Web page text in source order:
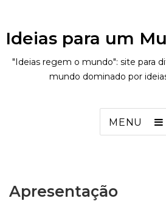
Ideias para um
"Ideias regem o mundo": site para
mundo dominado por
MENU
Apresentação